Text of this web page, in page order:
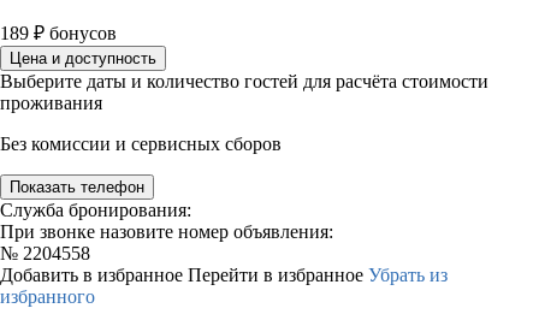
189 ₽ бонусов
Цена и доступность
Выберите даты и количество гостей для расчёта стоимости
проживания
Без комиссии и сервисных сборов
Показать телефон
Служба бронирования:
При звонке назовите номер объявления:
№ 2204558
Добавить в избранное Перейти в избранное Убрать из
избранного